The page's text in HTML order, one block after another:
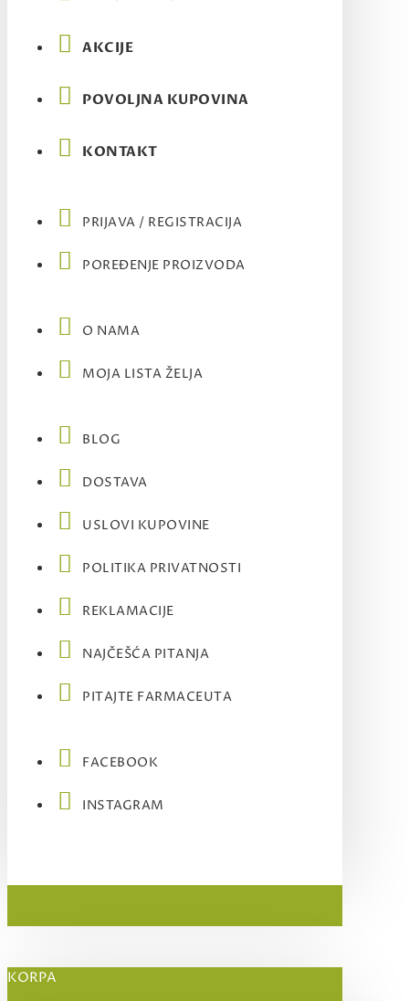
AKCIJE
POVOLJNA KUPOVINA
KONTAKT
PRIJAVA / REGISTRACIJA
POREĐENJE PROIZVODA
O NAMA
MOJA LISTA ŽELJA
BLOG
DOSTAVA
USLOVI KUPOVINE
POLITIKA PRIVATNOSTI
REKLAMACIJE
NAJČEŠĆA PITANJA
PITAJTE FARMACEUTA
FACEBOOK
INSTAGRAM
KORPA